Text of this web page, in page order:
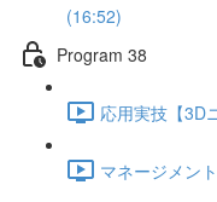
(16:52)
Program 38
応用実技【3D
マネージメン